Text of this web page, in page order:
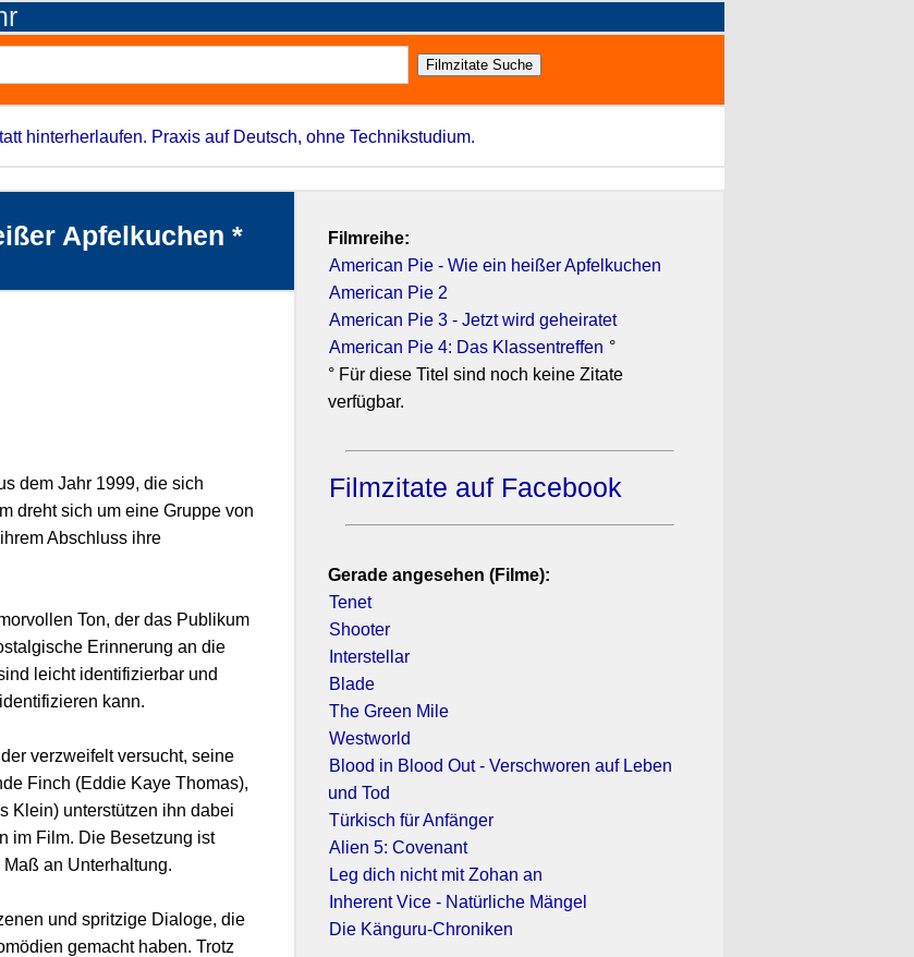
hinterherlaufen. Praxis auf Deutsch, ohne Technikstudium.
Apfelkuchen *
dem Jahr 1999, die sich
dreht sich um eine Gruppe von
Abschluss ihre
Ton, der das Publikum
Erinnerung an die
leicht identifizierbar und
kann.
verzweifelt versucht, seine
Finch (Eddie Kaye Thomas),
Klein) unterstützen ihn dabei
im Film. Die Besetzung ist
an Unterhaltung.
und spritzige Dialoge, die
gemacht haben. Trotz
Filmreihe:
American Pie - Wie ein heißer Apfelkuchen
American Pie 2
American Pie 3 - Jetzt wird geheiratet
American Pie 4: Das Klassentreffen °
° Für diese Titel sind noch keine Zitate
verfügbar.
Filmzitate auf Facebook
Gerade angesehen (Filme):
Tenet
Shooter
Interstellar
Blade
The Green Mile
Westworld
Blood in Blood Out - Verschworen auf Leben
und Tod
Türkisch für Anfänger
Alien 5: Covenant
Leg dich nicht mit Zohan an
Inherent Vice - Natürliche Mängel
Die Känguru-Chroniken